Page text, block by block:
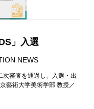
」入選
NEWS
次審査を通過し、入選・出
藝術大学美術学部 教授／